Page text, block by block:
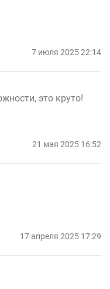
7 июля 2025 22:14
это круто!
21 мая 2025 16:52
17 апреля 2025 17:29